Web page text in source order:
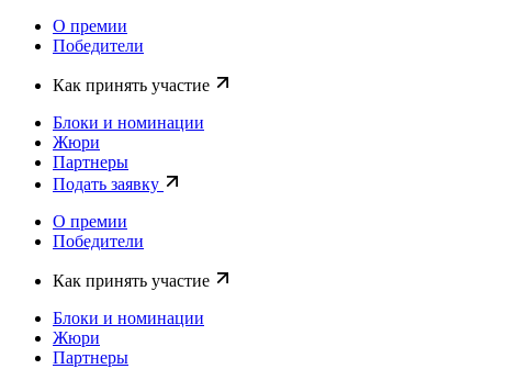
О премии
Победители
Как принять участие
Блоки и номинации
Жюри
Партнеры
Подать заявку
О премии
Победители
Как принять участие
Блоки и номинации
Жюри
Партнеры